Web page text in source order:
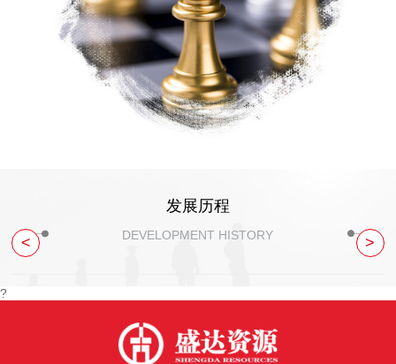
发展历程
DEVELOPMENT HISTORY
< >
?